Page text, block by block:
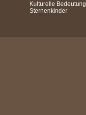
Kulturelle Bedeutung
Sternenkinder